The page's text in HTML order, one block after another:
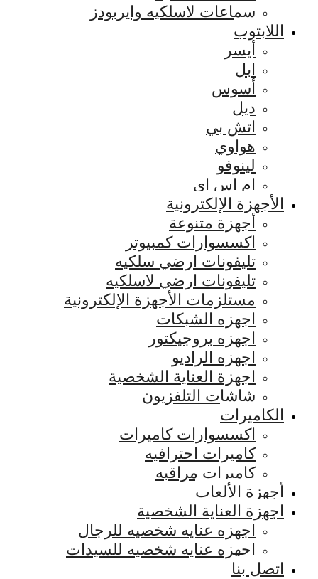
سماعات لاسلكيه وايربودز
اللابتوب
أيسر
ابل
أسوس
ديل
اتش بي
هواوي
لينوفو
ام اس اي
الأجهزة الإلكترونية
أجهزة متنوعة
اكسسوارات كمبيوتر
تليفونات ارضي سلكيه
تليفونات ارضي لاسلكيه
مستلزمات الأجهزة الإلكترونية
اجهزه الشبكات
اجهزه بروجيكتور
اجهزه الراديو
اجهزة العناية الشخصية
شاشات التلفزيون
الكاميرات
اكسسوارات كاميرات
كاميرات احترافيه
كاميرات مراقبه
أجهزة الألعاب
اجهزة العناية الشخصية
اجهزه عنايه شخصيه للرجال
اجهزه عنايه شخصيه للسيدات
اتصل بنا